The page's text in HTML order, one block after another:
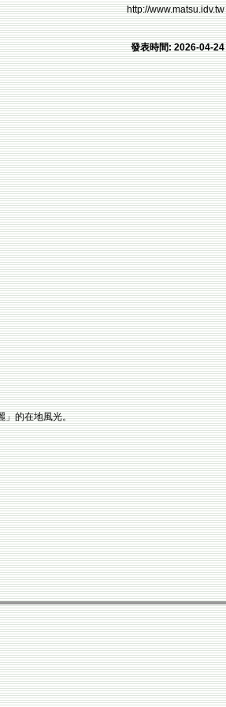
http://www.matsu.idv.tw
發表時間: 2026-04-24
」的在地風光。